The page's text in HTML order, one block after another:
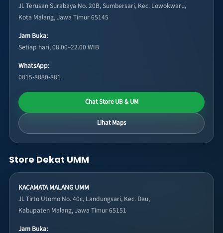
Jl. Terusan Surabaya No. 20B, Sumbersari, Kec. Lowokwaru,
Kota Malang, Jawa Timur 65145
Jam Buka:
Setiap hari, 08.00–22.00 WIB
WhatsApp:
0815-8880-881
Chat Store UB & UM
Lihat Maps
Store Dekat UMM
KACAMATA MALANG UMM
Jl. Tirto Utomo No. 40c, Landungsari, Kec. Dau,
Kabupaten Malang, Jawa Timur 65151
Jam Buka: